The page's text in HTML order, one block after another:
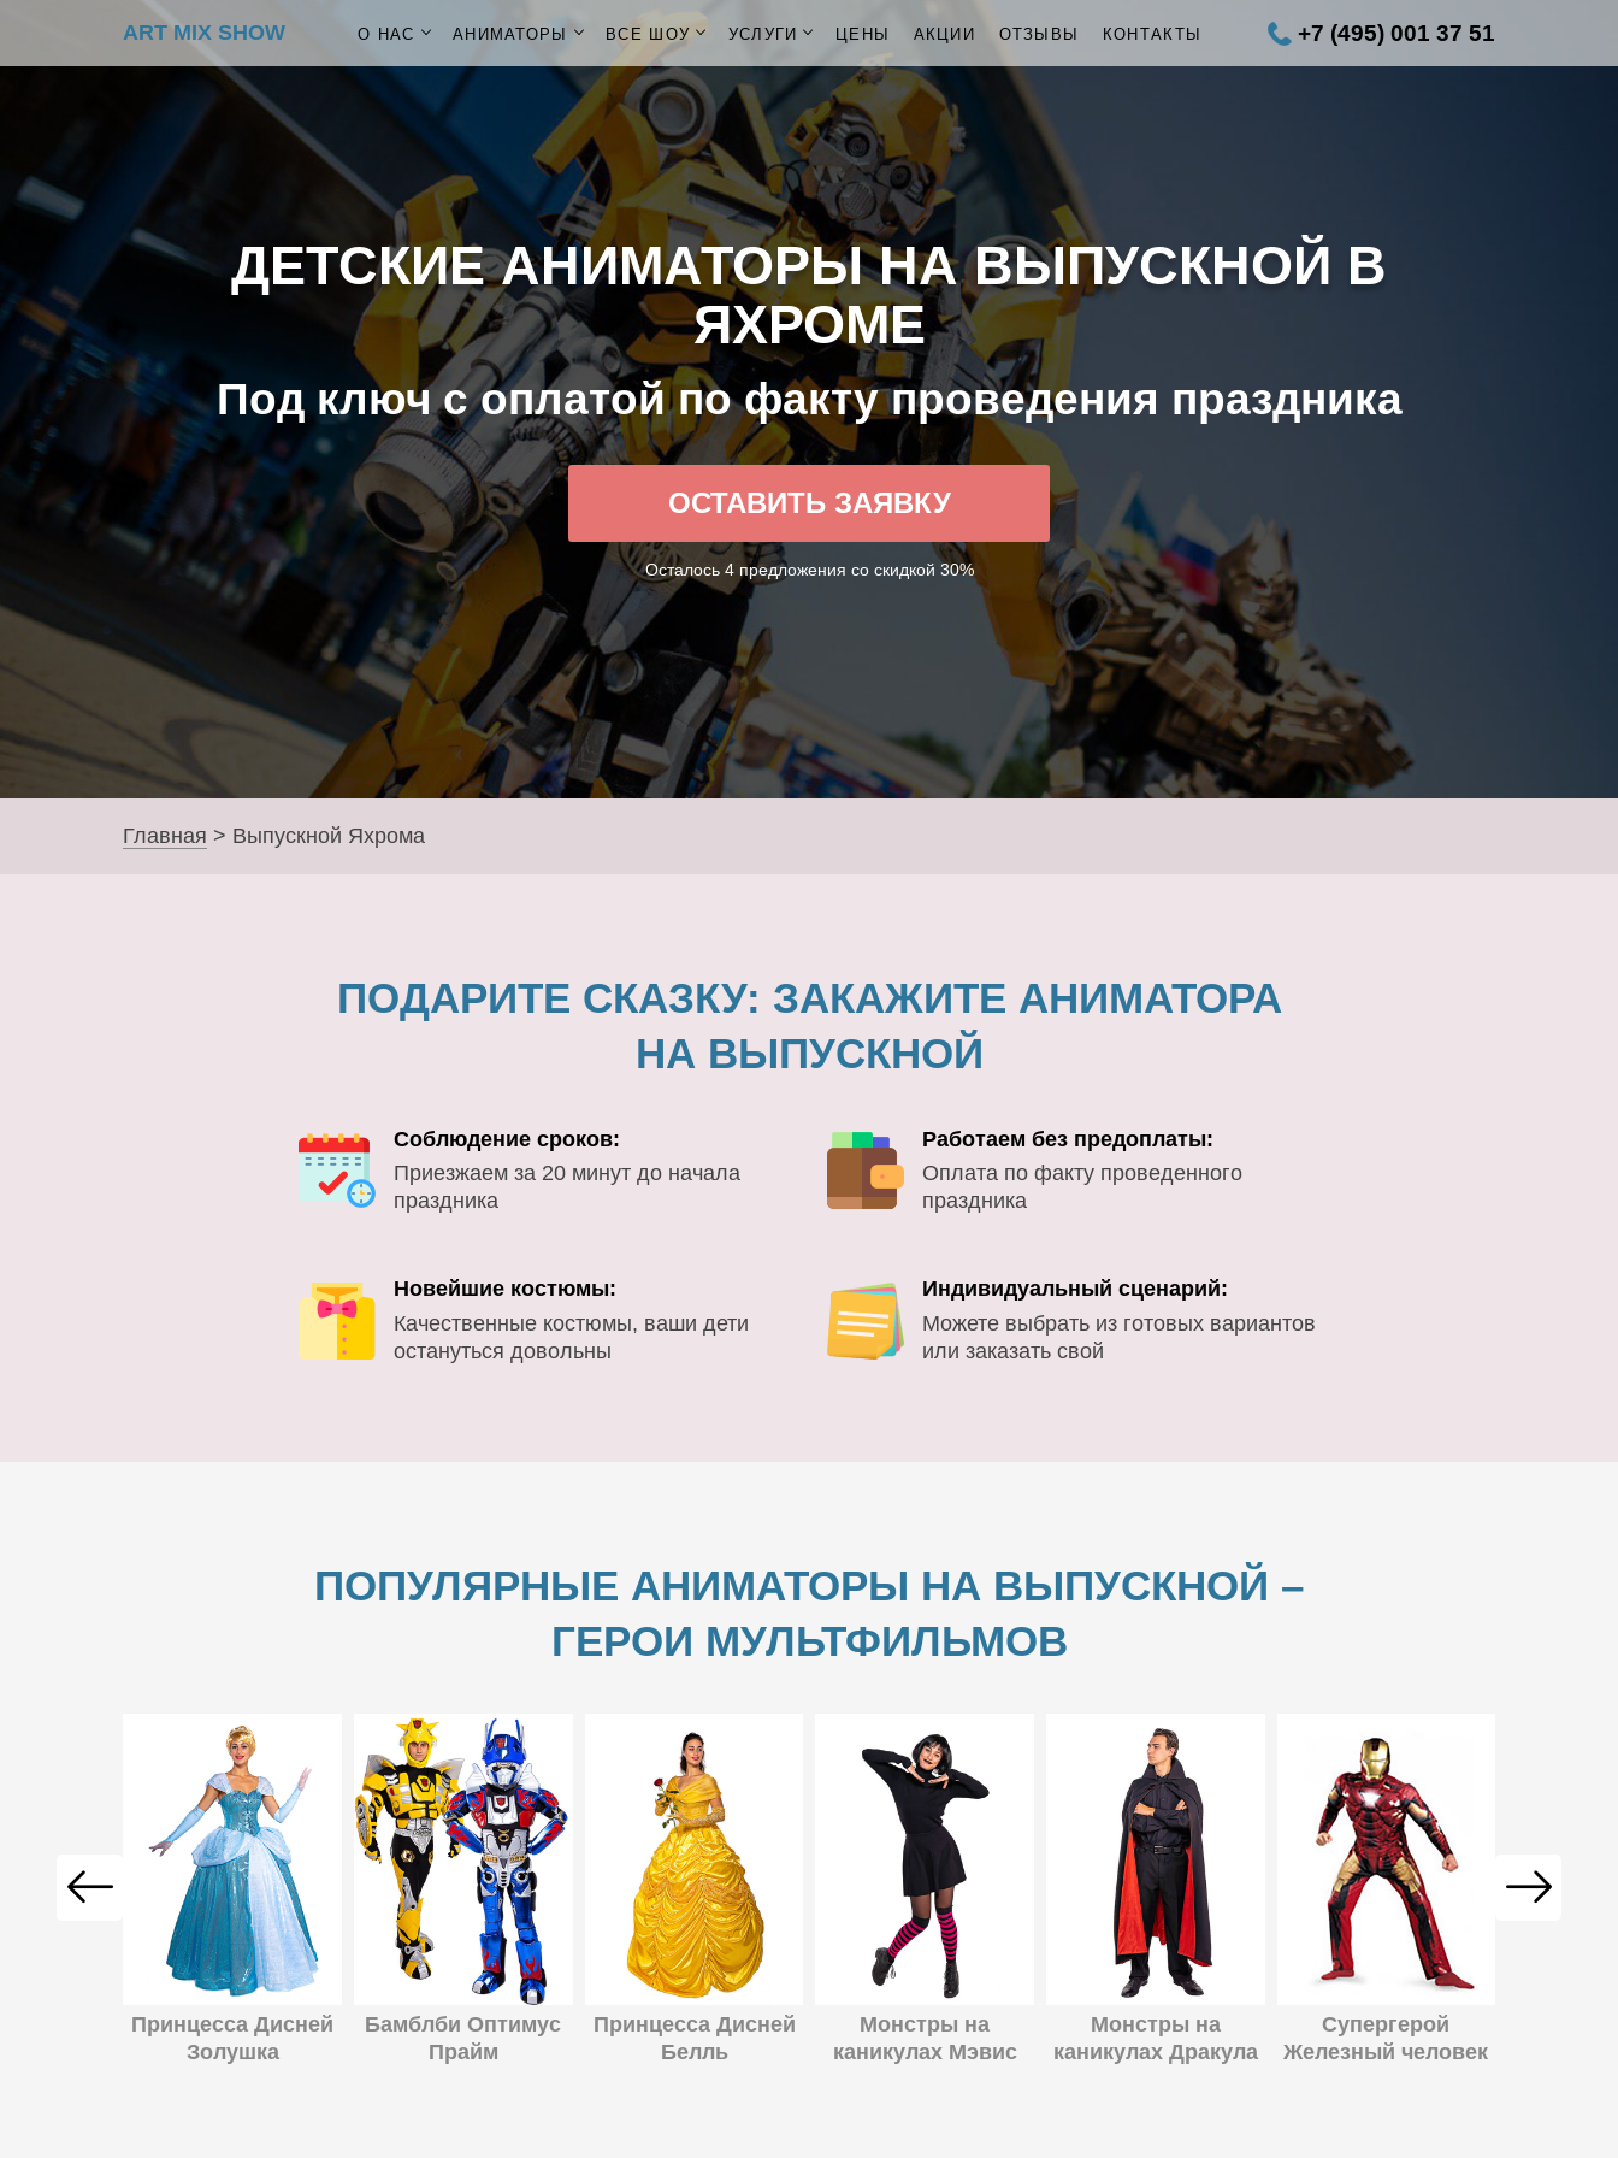
ART MIX SHOW О НАС АНИМАТОРЫ ВСЕ ШОУ УСЛУГИ ЦЕНЫ АКЦИИ ОТЗЫВЫ КОНТАКТЫ +7 (495) 001 37 51
ДЕТСКИЕ АНИМАТОРЫ НА ВЫПУСКНОЙ В
ЯХРОМЕ
Под ключ с оплатой по факту проведения праздника
ОСТАВИТЬ ЗАЯВКУ
Осталось 4 предложения со скидкой 30%
Главная > Выпускной Яхрома
ПОДАРИТЕ СКАЗКУ: ЗАКАЖИТЕ АНИМАТОРА
НА ВЫПУСКНОЙ
Соблюдение сроков:
Приезжаем за 20 минут до начала
праздника
Работаем без предоплаты:
Оплата по факту проведенного
праздника
Новейшие костюмы:
Качественные костюмы, ваши дети
остануться довольны
Индивидуальный сценарий:
Можете выбрать из готовых вариантов
или заказать свой
ПОПУЛЯРНЫЕ АНИМАТОРЫ НА ВЫПУСКНОЙ –
ГЕРОИ МУЛЬТФИЛЬМОВ
Принцесса Дисней
Золушка
Бамблби Оптимус
Прайм
Принцесса Дисней
Белль
Монстры на
каникулах Мэвис
Монстры на
каникулах Дракула
Супергерой
Железный человек